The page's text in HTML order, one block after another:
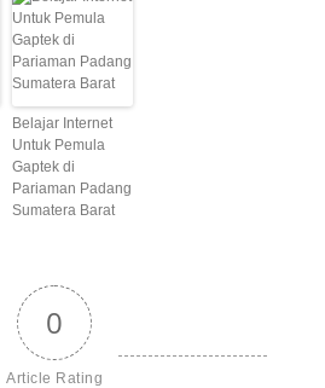
Belajar Internet
Untuk Pemula
Gaptek di
Pariaman Padang
Sumatera Barat
0
Article Rating